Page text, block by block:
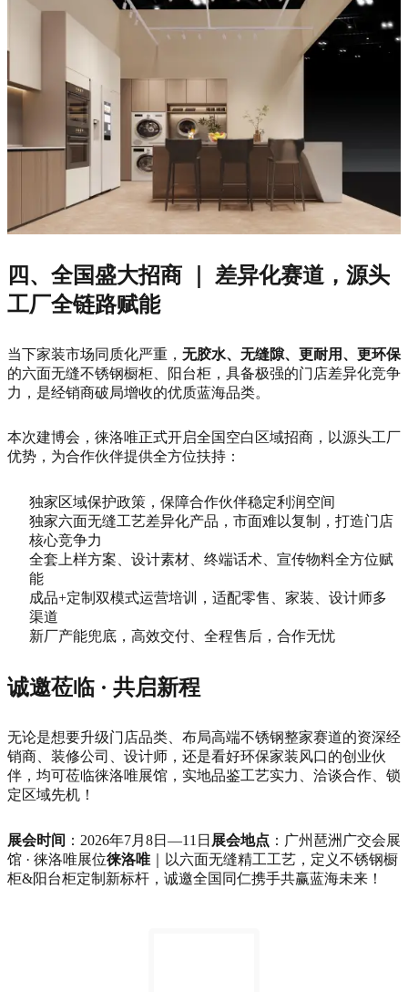
四、全国盛大招商 ｜ 差异化赛道，源头
工厂全链路赋能
当下家装市场同质化严重， 无胶水、无缝隙、更耐用、更环保
的六面无缝不锈钢橱柜、阳台柜，具备极强的门店差异化竞争
力，是经销商破局增收的优质蓝海品类。
本次建博会，徕洛唯正式开启全国空白区域招商，以源头工厂
优势，为合作伙伴提供全方位扶持：
独家区域保护政策，保障合作伙伴稳定利润空间
独家六面无缝工艺差异化产品，市面难以复制，打造门店
核心竞争力
全套上样方案、设计素材、终端话术、宣传物料全方位赋
能
成品+定制双模式运营培训，适配零售、家装、设计师多
渠道
新厂产能兜底，高效交付、全程售后，合作无忧
诚邀莅临 · 共启新程
无论是想要升级门店品类、布局高端不锈钢整家赛道的资深经
销商、装修公司、设计师，还是看好环保家装风口的创业伙
伴，均可莅临徕洛唯展馆，实地品鉴工艺实力、洽谈合作、锁
定区域先机！
展会时间 ：2026年7月8日—11日 展会地点 ：广州琶洲广交会展
馆 · 徕洛唯展位徕洛唯 ｜以六面无缝精工工艺，定义不锈钢橱
柜&阳台柜定制新标杆，诚邀全国同仁携手共赢蓝海未来！